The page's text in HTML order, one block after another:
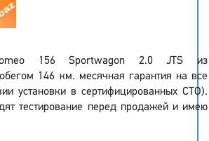
156 Sportwagon 2.0 JTS из
146 км. месячная гарантия на все
установки в сертифицированных СТО).
тестирование перед продажей и имею